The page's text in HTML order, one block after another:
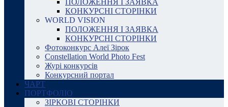
ПОЛОЖЕННЯ І ЗАЯВКА
КОНКУРСНІ СТОРІНКИ
WORLD VISION
ПОЛОЖЕННЯ І ЗАЯВКА
КОНКУРСНІ СТОРІНКИ
Фотоконкурс Алеї Зірок
Constellation World Photo Fest
Журі конкурсів
Конкурсний портал
ЧАРТ
ПОРТФОЛІО
ЗІРКОВІ СТОРІНКИ